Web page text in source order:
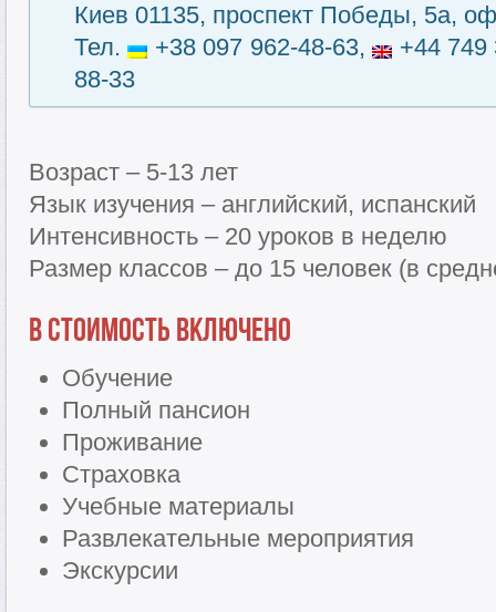
Киев 01135, проспект Победы, 5а,
Тел.
+38 097 962-48-63,
+44
88-33
Возраст – 5-13 лет
Язык изучения – английский, испанский
Интенсивность – 20 уроков в неделю
Размер классов – до 15 человек (в
В стоимость включено
Обучение
Полный пансион
Проживание
Страховка
Учебные материалы
Развлекательные мероприятия
Экскурсии